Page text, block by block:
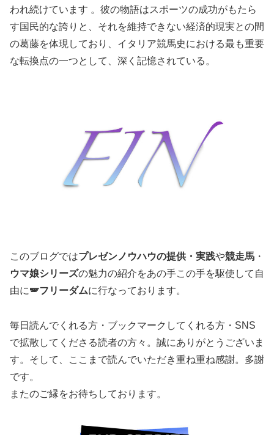
われ続けています 。彼の物語はスポーツの成功がもたら
す国民的な誇りと、それを維持できない経済的現実との間
の葛藤を体現しており、イタリア競馬史における最も重要
な転換点の一つとして、深く記憶されている。
このブログではプレゼンノウハウの提供・実践や競走馬 ・
ウマ娘シリーズの魅力の紹介をあの手この手を駆使して自
由に🪽フリーダムに行なっております。
毎日読んでくれる方・ブックマークしてくれる方・SNS
で拡散してくださる読者の方々。誠にありがとうございま
す。そして、ここまで読んでいただき重ね重ね感謝。多謝
です。
またのご縁をお待ちしております。